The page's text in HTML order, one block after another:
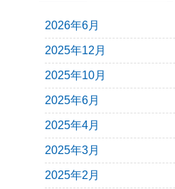
2026年6月
2025年12月
2025年10月
2025年6月
2025年4月
2025年3月
2025年2月